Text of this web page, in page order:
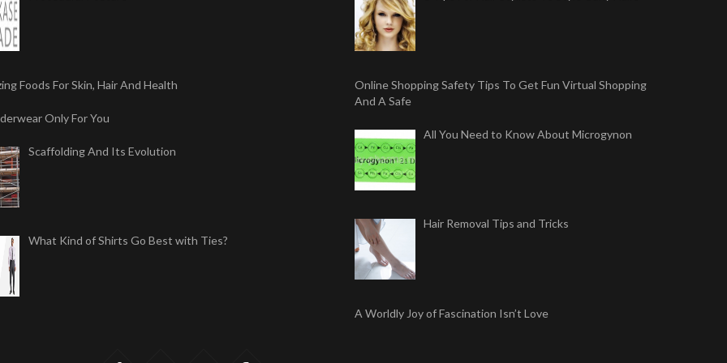
Foods For Skin, Hair And Health
Only For You
Scaffolding And Its Evolution
What Kind of Shirts Go Best with Ties?
Online Shopping Safety Tips To Get Fun Virtual Shopping
And A Safe
All You Need to Know About Microgynon
Hair Removal Tips and Tricks
A Worldly Joy of Fascination Isn’t Love